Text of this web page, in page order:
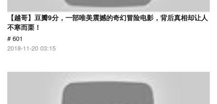
【越哥】豆瓣9分，一部唯美震撼的奇幻冒险电影，背后真相却让人
不寒而栗！
# 601
2018-11-20 03:15